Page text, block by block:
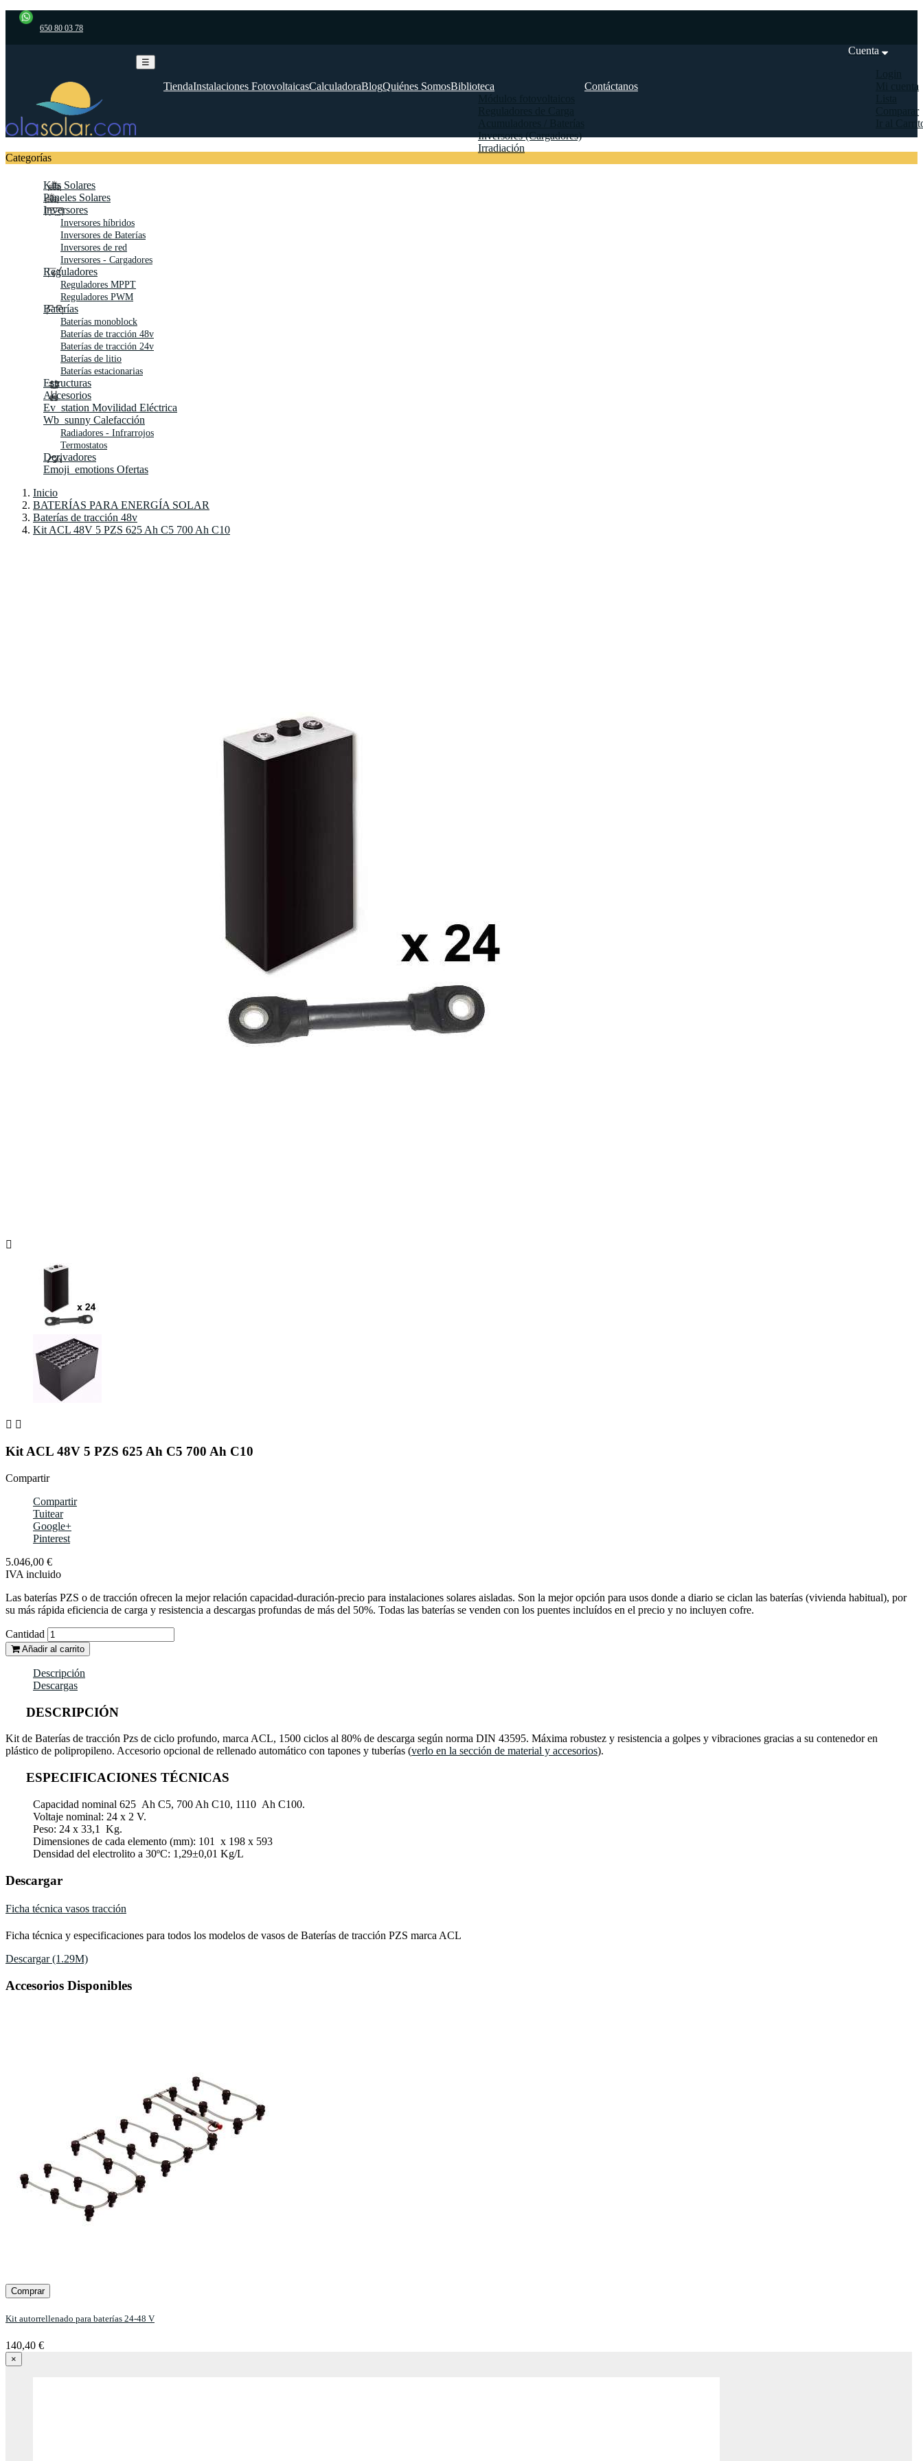
650 80 03 78
Cuenta
Mi cuenta
Comparar
Ir al
Navegación
de
palanca
☰
TiendaInstalaciones FotovoltaicasCalculadoraBlogQuiénes SomosBiblioteca
Inversores (Cargadores)
Irradiación
Contáctanos
Categorías
Kits Solares
Paneles Solares
Inversores
Inversores híbridos
Inversores de Baterías
Inversores de red
Inversores - Cargadores
Reguladores
Reguladores MPPT
Reguladores PWM
Baterías
Baterías monoblock
Baterías de tracción 48v
Baterías de tracción 24v
Baterías de litio
Baterías estacionarias
Estructuras
Accesorios
Ev_station Movilidad Eléctrica
Wb_sunny Calefacción
Radiadores - Infrarrojos
Termostatos
Derivadores
Emoji_emotions Ofertas
Inicio
BATERÍAS PARA ENERGÍA SOLAR
Baterías de tracción 48v
Kit ACL 48V 5 PZS 625 Ah C5 700 Ah C10

 
Kit ACL 48V 5 PZS 625 Ah C5 700 Ah C10
Compartir
Compartir
Tuitear
Google+
Pinterest
5.046,00 €
IVA incluido
Las baterías PZS o de tracción ofrecen la mejor relación capacidad-duración-precio para instalaciones solares aisladas. Son la mejor opción para usos donde a diario se ciclan las baterías (vivienda habitual), por
su más rápida eficiencia de carga y resistencia a descargas profundas de más del 50%. Todas las baterías se venden con los puentes incluídos en el precio y no incluyen cofre.
Cantidad
Añadir al carrito
Descripción
Descargas
DESCRIPCIÓN
Kit de Baterías de tracción Pzs de ciclo profundo, marca ACL, 1500 ciclos al 80% de descarga según norma DIN 43595. Máxima robustez y resistencia a golpes y vibraciones gracias a su contenedor en
plástico de polipropileno. Accesorio opcional de rellenado automático con tapones y tuberías (verlo en la sección de material y accesorios).
ESPECIFICACIONES TÉCNICAS
Capacidad nominal 625 Ah C5, 700 Ah C10, 1110 Ah C100.
Voltaje nominal: 24 x 2 V.
Peso: 24 x 33,1 Kg.
Dimensiones de cada elemento (mm): 101 x 198 x 593
Densidad del electrolito a 30ºC: 1,29±0,01 Kg/L
Descargar
Ficha técnica vasos tracción
Ficha técnica y especificaciones para todos los modelos de vasos de Baterías de tracción PZS marca ACL
Descargar (1.29M)
Accesorios Disponibles
Comprar
Kit autorrellenado para baterías 24-48 V
140,40 €
×